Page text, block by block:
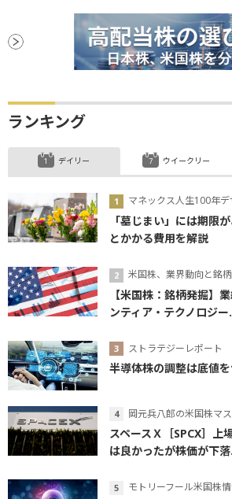
ランキング
デイリー
マネックス人生100年デ
「墓じまい」には期限
とかかる費用を解説
米国株、業界動向と銘
【米国株：銘柄発掘】
ンティア・テクノロジー
ストラテジーレポート
半導体株の調整は底値
岡元兵八郎の米国株マ
スペースＸ［SPCX］上
は良かったが株価が下
モトリーフール米国株
ウイークリー